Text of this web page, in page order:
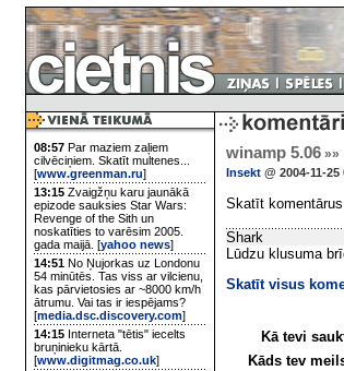
08:57 Par maziem zaļiem
cilvēciņiem. Skatīt multenes...
[www.greenman.ru]
13:15 Zvaigžņu karu jaunākā
epizode sauksies Star Wars:
Revenge of the Sith un
noskatīties to varēsim 2005.
gada maijā. [yahoo news]
14:51 No Ņujorkas uz Londonu
54 minūtēs. Tas viss ar vilcienu,
kas pārvietosies ar ~8000 km/h
ātrumu. Vai tas ir iespējams?
[media.dsc.discovery.com]
14:15 Interneta "tētis" iecelts
bruņinieku kārtā.
[www.digitmag.co.uk]
winamp 5.06 »»
Insekt @ 2004-11-25
Skatīt
Shark
Lūdzu klusuma
Skatīt visus
Kā tevi
Kāds tev